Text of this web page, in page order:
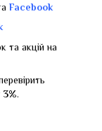
Facebook
та акцій на
3%.